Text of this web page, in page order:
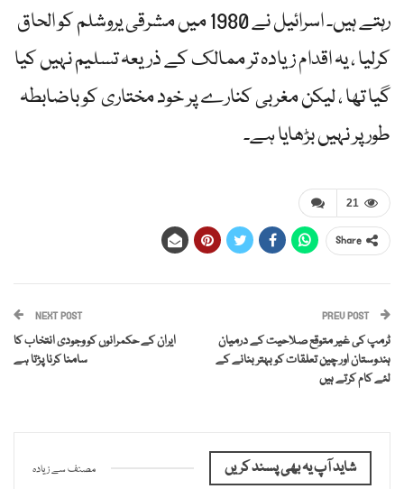
رہتے ہیں۔ اسرائیل نے 1980 میں مشرقی یروشلم کو الحاق
کرلیا ، یہ اقدام زیادہ تر ممالک کے ذریعہ تسلیم نہیں کیا
گیا تھا ، لیکن مغربی کنارے پر خود مختاری کو باضابطہ
طور پر نہیں بڑھایا ہے۔
21
Share
PREV POST
ٹرمپ کی غیر متوقع صلاحیت کے درمیان
ہندوستان اور چین تعلقات کو بہتر بنانے کے
لئے کام کرتے ہیں
NEXT POST
ایران کے حکمرانوں کو وجودی انتخاب کا
سامنا کرنا پڑتا ہے
شاید آپ یہ بھی پسند کریں مصنف سے زیادہ